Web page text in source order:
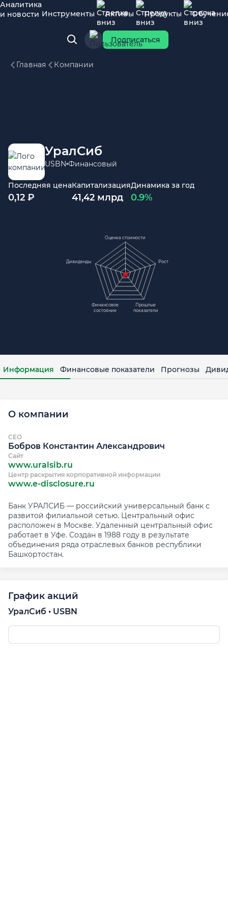
Аналитика
и новости Инструменты Активы Продукты
Подписаться
Главная Компании
УралСиб
USBN Финансовый
Последняя цена
0,12 ₽
Капитализация
41,42 млрд
Динамика за год
0.9%
Оценка стоимости
Рост
Прошлые
показатели
Финансовое
состояние
Дивиденды
Информация Финансовые показатели Прогнозы
О компании
CEO
Бобров Константин Александрович
Сайт
www.uralsib.ru
Центр раскрытия корпоративной информации
www.e-disclosure.ru
Банк УРАЛСИБ — российский универсальный банк с
развитой филиальной сетью. Центральный офис
расположен в Москве. Удаленный центральный офис
работает в Уфе. Создан в 1988 году в результате
объединения ряда отраслевых банков республики
Башкортостан.
График акций
УралСиб • USBN